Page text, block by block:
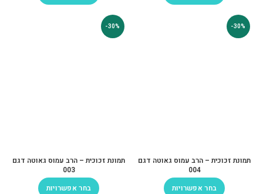
-30%
תמונת זכוכית – הרב עמוס גאוטה דגם
004
בחר אפשרויות
-30%
תמונת זכוכית – הרב עמוס גאוטה דגם
003
בחר אפשרויות